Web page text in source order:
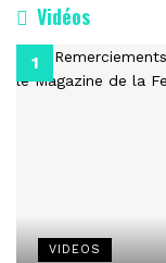
Vidéos
VIDEOS